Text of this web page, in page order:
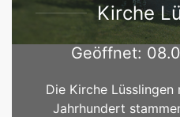
Kirche
Geöffnet:
Die Kirche Lüsslingen
Jahrhundert